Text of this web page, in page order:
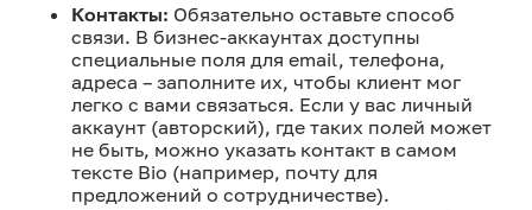
Контакты: Обязательно оставьте способ
связи. В бизнес-аккаунтах доступны
специальные поля для email, телефона,
адреса – заполните их, чтобы клиент мог
легко с вами связаться. Если у вас личный
аккаунт (авторский), где таких полей может
не быть, можно указать контакт в самом
тексте Bio (например, почту для
предложений о сотрудничестве).